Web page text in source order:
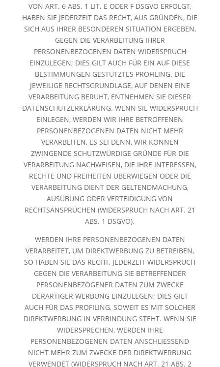
VON ART. 6 ABS. 1 LIT. E ODER F DSGVO ERFOLGT,
HABEN SIE JEDERZEIT DAS RECHT, AUS GRÜNDEN, DIE
SICH AUS IHRER BESONDEREN SITUATION ERGEBEN,
GEGEN DIE VERARBEITUNG IHRER
PERSONENBEZOGENEN DATEN WIDERSPRUCH
EINZULEGEN; DIES GILT AUCH FÜR EIN AUF DIESE
BESTIMMUNGEN GESTÜTZTES PROFILING. DIE
JEWEILIGE RECHTSGRUNDLAGE, AUF DENEN EINE
VERARBEITUNG BERUHT, ENTNEHMEN SIE DIESER
DATENSCHUTZERKLÄRUNG. WENN SIE WIDERSPRUCH
EINLEGEN, WERDEN WIR IHRE BETROFFENEN
PERSONENBEZOGENEN DATEN NICHT MEHR
VERARBEITEN, ES SEI DENN, WIR KÖNNEN
ZWINGENDE SCHUTZWÜRDIGE GRÜNDE FÜR DIE
VERARBEITUNG NACHWEISEN, DIE IHRE INTERESSEN,
RECHTE UND FREIHEITEN ÜBERWIEGEN ODER DIE
VERARBEITUNG DIENT DER GELTENDMACHUNG,
AUSÜBUNG ODER VERTEIDIGUNG VON
RECHTSANSPRÜCHEN (WIDERSPRUCH NACH ART. 21
ABS. 1 DSGVO).
WERDEN IHRE PERSONENBEZOGENEN DATEN
VERARBEITET, UM DIREKTWERBUNG ZU BETREIBEN,
SO HABEN SIE DAS RECHT, JEDERZEIT WIDERSPRUCH
GEGEN DIE VERARBEITUNG SIE BETREFFENDER
PERSONENBEZOGENER DATEN ZUM ZWECKE
DERARTIGER WERBUNG EINZULEGEN; DIES GILT
AUCH FÜR DAS PROFILING, SOWEIT ES MIT SOLCHER
DIREKTWERBUNG IN VERBINDUNG STEHT. WENN SIE
WIDERSPRECHEN, WERDEN IHRE
PERSONENBEZOGENEN DATEN ANSCHLIESSEND
NICHT MEHR ZUM ZWECKE DER DIREKTWERBUNG
VERWENDET (WIDERSPRUCH NACH ART. 21 ABS. 2